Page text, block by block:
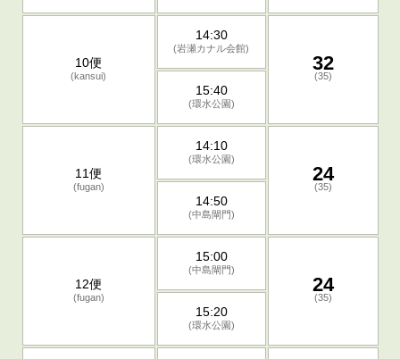
10便
(kansui)
14:30
(岩瀬カナル会館)
32
(35)
15:40
(環水公園)
11便
(fugan)
14:10
(環水公園)
24
(35)
14:50
(中島閘門)
12便
(fugan)
15:00
(中島閘門)
24
(35)
15:20
(環水公園)